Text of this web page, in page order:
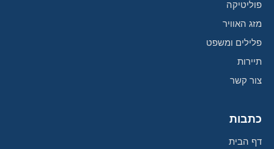
פוליטיקה
מזג האוויר
פלילים ומשפט
תיירות
צור קשר
כתבות
דף הבית